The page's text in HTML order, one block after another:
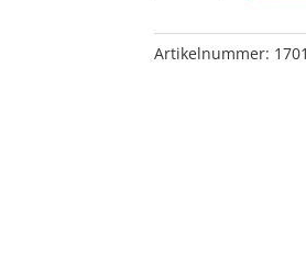
Serie
Artikelnummer: